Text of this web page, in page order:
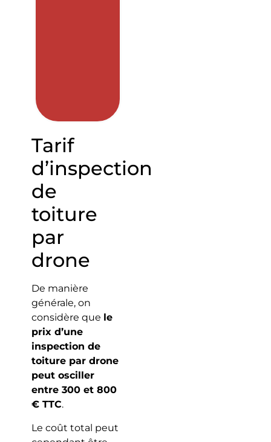
Tarif
d’inspection
de
toiture
par
drone
De manière
générale, on
considère que le
prix d’une
inspection de
toiture par drone
peut osciller
entre 300 et 800
€ TTC.
Le coût total peut